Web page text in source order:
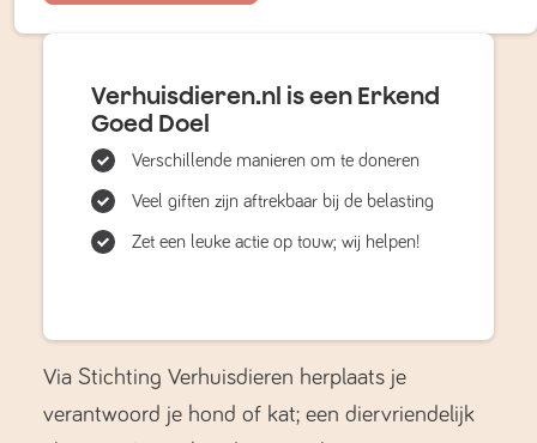
Verhuisdieren.nl is een Erkend
Goed Doel
Verschillende manieren om te doneren
Veel giften zijn aftrekbaar bij de belasting
Zet een leuke actie op touw; wij helpen!
Via Stichting Verhuisdieren herplaats je
verantwoord je hond of kat; een diervriendelijk